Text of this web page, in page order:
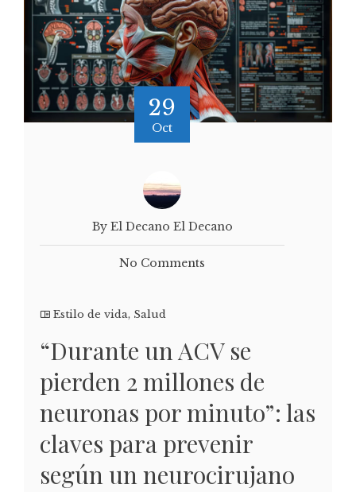
29
Oct
By El Decano El Decano
No Comments
Estilo de vida, Salud
“Durante un ACV se
pierden 2 millones de
neuronas por minuto”: las
claves para prevenir
según un neurocirujano